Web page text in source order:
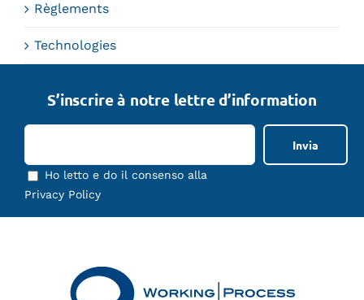
Règlements
Technologies
S’inscrire à notre lettre d’information
Ho letto e do il consenso alla
Privacy Policy